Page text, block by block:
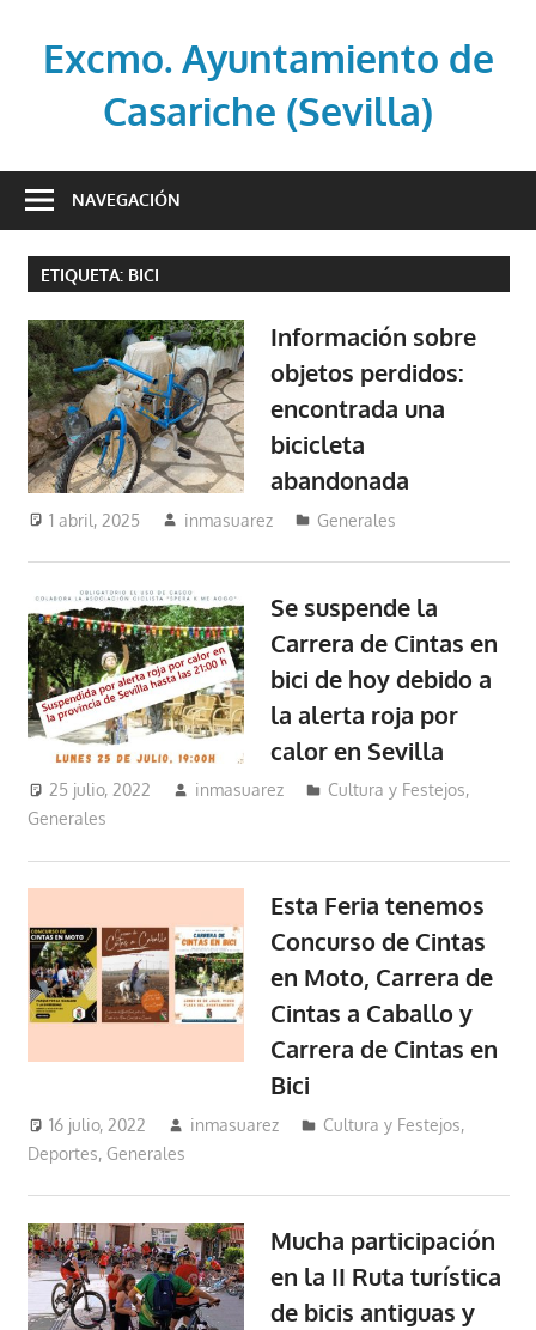
contenidoExcmo. Ayuntamiento de
Casariche (Sevilla)
oficial
Ayuntamiento
de
Casariche
(Sevilla)
NAVEGACIÓN
ETIQUETA: BICI
Información sobre
objetos perdidos:
encontrada una
bicicleta
abandonada
1 abril, 2025 inmasuarez Generales
Se suspende la
Carrera de Cintas en
bici de hoy debido a
la alerta roja por
calor en Sevilla
25 julio, 2022 inmasuarez Cultura y Festejos,
Generales
Esta Feria tenemos
Concurso de Cintas
en Moto, Carrera de
Cintas a Caballo y
Carrera de Cintas en
Bici
16 julio, 2022 inmasuarez Cultura y Festejos,
Deportes, Generales
Mucha participación
en la II Ruta turística
de bicis antiguas y